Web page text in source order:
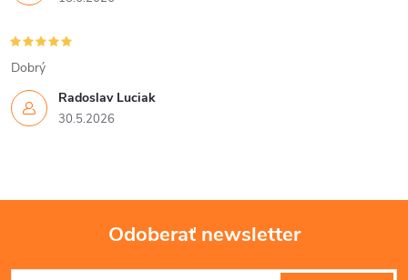
p
r
v
k
v
Radoslav Luciak
30.5.2026
Dobrý
Odoberať newsletter